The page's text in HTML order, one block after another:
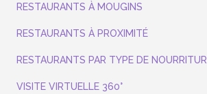
RESTAURANTS À MOUGINS
RESTAURANTS À PROXIMITÉ
RESTAURANTS PAR TYPE DE
VISITE VIRTUELLE 360°